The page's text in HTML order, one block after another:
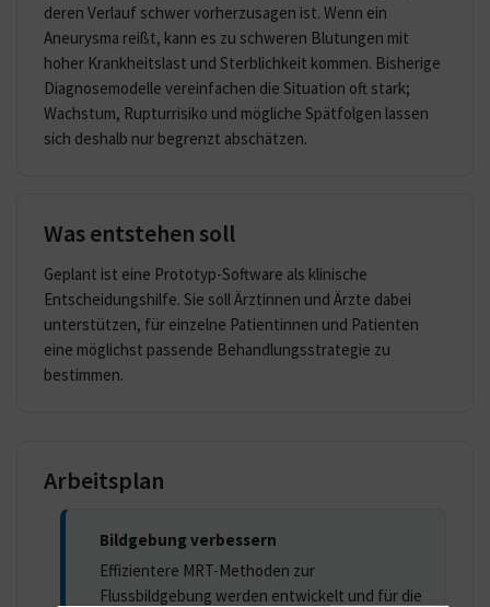
deren Verlauf schwer vorherzusagen ist. Wenn ein
Aneurysma reißt, kann es zu schweren Blutungen mit
hoher Krankheitslast und Sterblichkeit kommen. Bisherige
Diagnosemodelle vereinfachen die Situation oft stark;
Wachstum, Rupturrisiko und mögliche Spätfolgen lassen
sich deshalb nur begrenzt abschätzen.
Was entstehen soll
Geplant ist eine Prototyp-Software als klinische
Entscheidungshilfe. Sie soll Ärztinnen und Ärzte dabei
unterstützen, für einzelne Patientinnen und Patienten
eine möglichst passende Behandlungsstrategie zu
bestimmen.
Arbeitsplan
Bildgebung verbessern
Effizientere MRT-Methoden zur
Flussbildgebung werden entwickelt und für die